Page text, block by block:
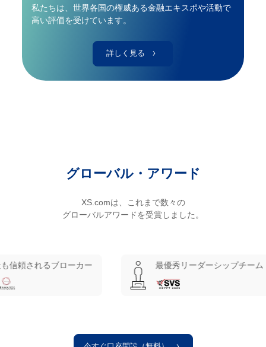
私たちは、世界各国の権威ある金融エキスポや活動で
高い評価を受けています。
詳しく見る
グローバル・アワード
XS.comは、これまで数々の
グローバルアワードを受賞しました。
ローカー 最優秀リーダーシップチーム 最